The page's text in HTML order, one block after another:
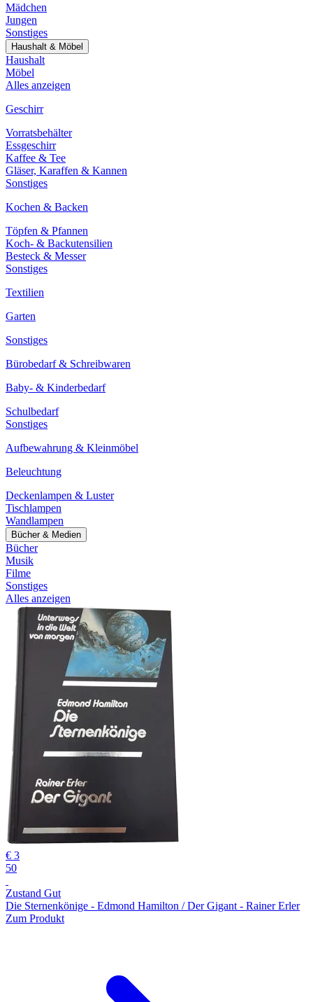
Mädchen
Jungen
Sonstiges
Haushalt & Möbel
Haushalt
Möbel
Alles anzeigen
Geschirr
Vorratsbehälter
Essgeschirr
Kaffee & Tee
Gläser, Karaffen & Kannen
Sonstiges
Kochen & Backen
Töpfen & Pfannen
Koch- & Backutensilien
Besteck & Messer
Sonstiges
Textilien
Garten
Sonstiges
Bürobedarf & Schreibwaren
Baby- & Kinderbedarf
Schulbedarf
Sonstiges
Aufbewahrung & Kleinmöbel
Beleuchtung
Deckenlampen & Luster
Tischlampen
Wandlampen
Bücher & Medien
Bücher
Musik
Filme
Sonstiges
Alles anzeigen
€ 3
50
Zustand Gut
Die Sternenkönige - Edmond Hamilton / Der Gigant - Rainer Erler
Zum Produkt